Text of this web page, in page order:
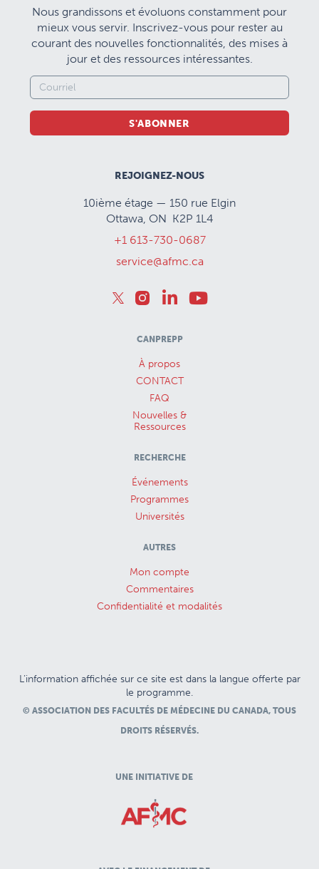
Nous grandissons et évoluons constamment pour
mieux vous servir. Inscrivez-vous pour rester au
courant des nouvelles fonctionnalités, des mises à
jour et des ressources intéressantes.
S'ABONNER
REJOIGNEZ-NOUS
10ième étage — 150 rue Elgin
Ottawa, ON K2P 1L4
+1 613-730-0687
service@afmc.ca
CANPREPP
À propos
CONTACT
FAQ
Nouvelles &
Ressources
RECHERCHE
Événements
Programmes
Universités
AUTRES
Mon compte
Commentaires
Confidentialité et modalités
L’information affichée sur ce site est dans la langue offerte par
le programme.
© ASSOCIATION DES FACULTÉS DE MÉDECINE DU CANADA, TOUS
DROITS RÉSERVÉS.
UNE INITIATIVE DE